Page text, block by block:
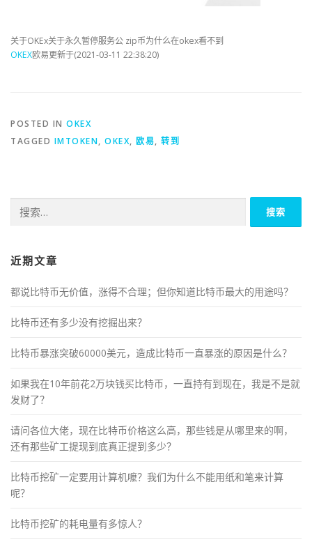
关于OKEx关于永久暂停服务公 zip币为什么在okex看不到
OKEX欧易更新于(2021-03-11 22:38:20)
POSTED IN OKEX
TAGGED IMTOKEN, OKEX, 欧易, 转到
索：
近期文章
都说比特币无价值，涨得不合理；但你知道比特币最大的用途吗？
比特币还有多少没有挖掘出来？
比特币暴涨突破60000美元，造成比特币一直暴涨的原因是什么？
如果我在10年前花2万块钱买比特币，一直持有到现在，我是不是就
发财了？
请问各位大佬，现在比特币价格这么高，那些钱是从哪里来的啊，
还有那些矿工提现到底真正提到多少？
比特币挖矿一定要用计算机嚒？我们为什么不能用纸和笔来计算
呢？
比特币挖矿的耗电量有多惊人？